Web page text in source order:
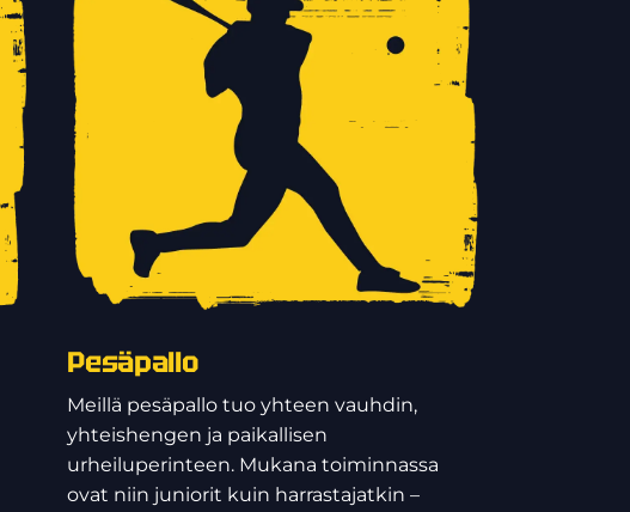
Pesäpallo
Meillä pesäpallo tuo yhteen vauhdin,
yhteishengen ja paikallisen
urheiluperinteen. Mukana toiminnassa
ovat niin juniorit kuin harrastajatkin –